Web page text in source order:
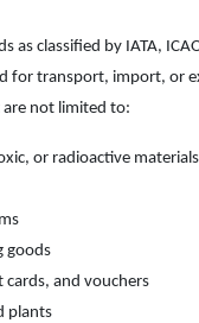
as classified by IATA,
for transport, import, or
not limited to:
or radioactive materials
goods
cards, and vouchers
plants